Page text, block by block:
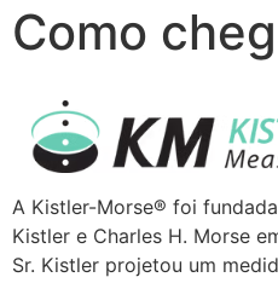
Como
A Kistler-Morse® foi
Kistler e Charles H. Morse
Sr. Kistler projetou um